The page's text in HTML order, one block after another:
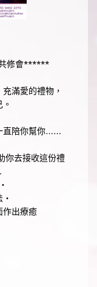
修會******
滿愛的禮物，
直陪你幫你……
你去接收這份禮
‧
作出療癒